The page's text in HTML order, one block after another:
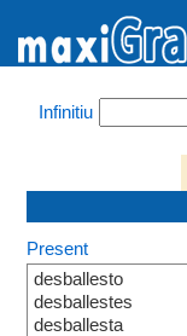
Infinitiu
Present
desballesto
desballestes
desballesta